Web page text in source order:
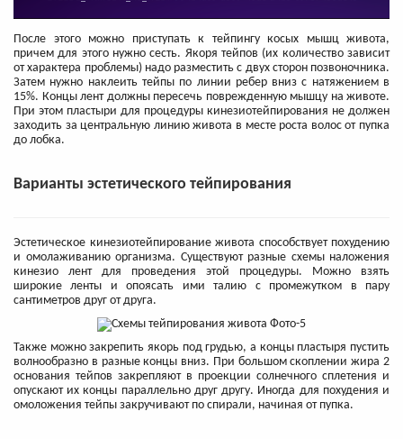
После этого можно приступать к тейпингу косых мышц живота,
причем для этого нужно сесть. Якоря тейпов (их количество зависит
от характера проблемы) надо разместить с двух сторон позвоночника.
Затем нужно наклеить тейпы по линии ребер вниз с натяжением в
15%. Концы лент должны пересечь поврежденную мышцу на животе.
При этом пластыри для процедуры кинезиотейпирования не должен
заходить за центральную линию живота в месте роста волос от пупка
до лобка.
Варианты эстетического тейпирования
Эстетическое кинезиотейпирование живота способствует похудению
и омолаживанию организма. Существуют разные схемы наложения
кинезио лент для проведения этой процедуры. Можно взять
широкие ленты и опоясать ими талию с промежутком в пару
сантиметров друг от друга.
Также можно закрепить якорь под грудью, а концы пластыря пустить
волнообразно в разные концы вниз. При большом скоплении жира 2
основания тейпов закрепляют в проекции солнечного сплетения и
опускают их концы параллельно друг другу. Иногда для похудения и
омоложения тейпы закручивают по спирали, начиная от пупка.